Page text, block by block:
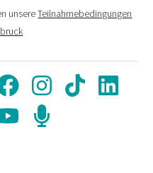
unsereTeilnahmebedingungen